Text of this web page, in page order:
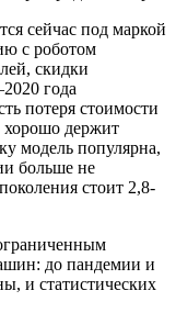
сейчас под маркой
с роботом
скидки
года
потеря стоимости
хорошо держит
модель популярна,
больше не
стоит 2,8-
до пандемии и
и статистических